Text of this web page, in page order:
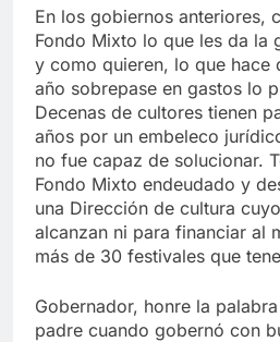
En los gobiernos anteriores,
Fondo Mixto lo que les da la
y como quieren, lo que hace
año sobrepase en gastos lo
Decenas de cultores tienen
años por un embeleco
no fue capaz de solucionar.
Fondo Mixto endeudado y
una Dirección de cultura
alcanzan ni para financiar al
más de 30 festivales que
Gobernador, honre la
padre cuando gobernó con